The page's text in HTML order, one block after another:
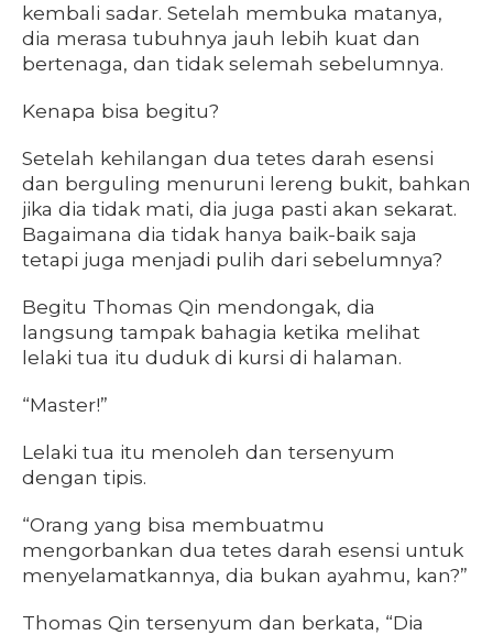
kembali sadar. Setelah membuka matanya,
dia merasa tubuhnya jauh lebih kuat dan
bertenaga, dan tidak selemah sebelumnya.
Kenapa bisa begitu?
Setelah kehilangan dua tetes darah esensi
dan berguling menuruni lereng bukit, bahkan
jika dia tidak mati, dia juga pasti akan sekarat.
Bagaimana dia tidak hanya baik-baik saja
tetapi juga menjadi pulih dari sebelumnya?
Begitu Thomas Qin mendongak, dia
langsung tampak bahagia ketika melihat
lelaki tua itu duduk di kursi di halaman.
“Master!”
Lelaki tua itu menoleh dan tersenyum
dengan tipis.
“Orang yang bisa membuatmu
mengorbankan dua tetes darah esensi untuk
menyelamatkannya, dia bukan ayahmu, kan?”
Thomas Qin tersenyum dan berkata, “Dia